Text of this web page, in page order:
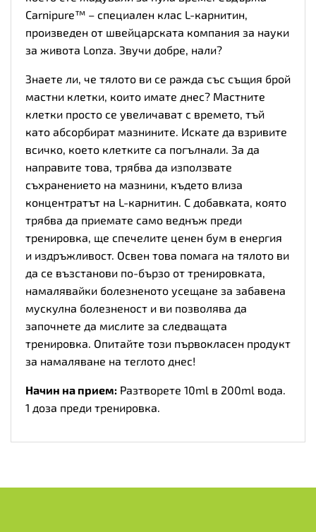
Carnipure™ – специален клас L-карнитин,
произведен от швейцарската компания за науки
за живота Lonza. Звучи добре, нали?
Знаете ли, че тялото ви се ражда със същия брой
мастни клетки, които имате днес? Мастните
клетки просто се увеличават с времето, тъй
като абсорбират мазнините. Искате да взривите
всичко, което клетките са погълнали. За да
направите това, трябва да използвате
съхранението на мазнини, където влиза
концентратът на L-карнитин. С добавката, която
трябва да приемате само веднъж преди
тренировка, ще спечелите ценен бум в енергия
и издръжливост. Освен това помага на тялото ви
да се възстанови по-бързо от тренировката,
намалявайки болезненото усещане за забавена
мускулна болезненост и ви позволява да
започнете да мислите за следващата
тренировка. Опитайте този първокласен продукт
за намаляване на теглото днес!
Начин на прием: Разтворете 10ml в 200ml вода.
1 доза преди тренировка.